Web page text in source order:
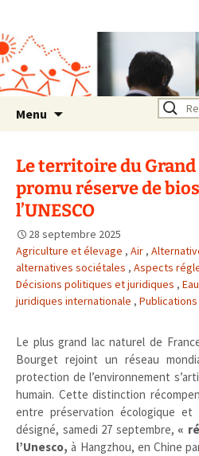
Rhône Alpes
Un environnement sain pour
la santé de tous
Menu
Le territoire du Grand
promu réserve de
l’UNESCO
28 septembre 2025
Agriculture et élevage , Air ,
alternatives sociétales , Aspects
Décisions politiques et juridiques , Eau
juridiques internationale ,
Le plus grand lac naturel de
Bourget rejoint un réseau
protection de l’environnement
humain. Cette distinction
entre préservation écologique
désigné, samedi 27 septembre, «
l’Unesco, à Hangzhou, en Chine